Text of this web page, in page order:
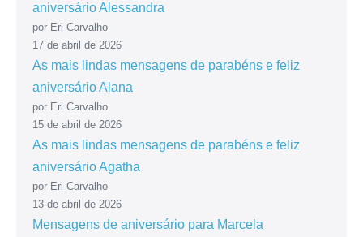
aniversário Alessandra
por Eri Carvalho
17 de abril de 2026
As mais lindas mensagens de parabéns e feliz
aniversário Alana
por Eri Carvalho
15 de abril de 2026
As mais lindas mensagens de parabéns e feliz
aniversário Agatha
por Eri Carvalho
13 de abril de 2026
Mensagens de aniversário para Marcela